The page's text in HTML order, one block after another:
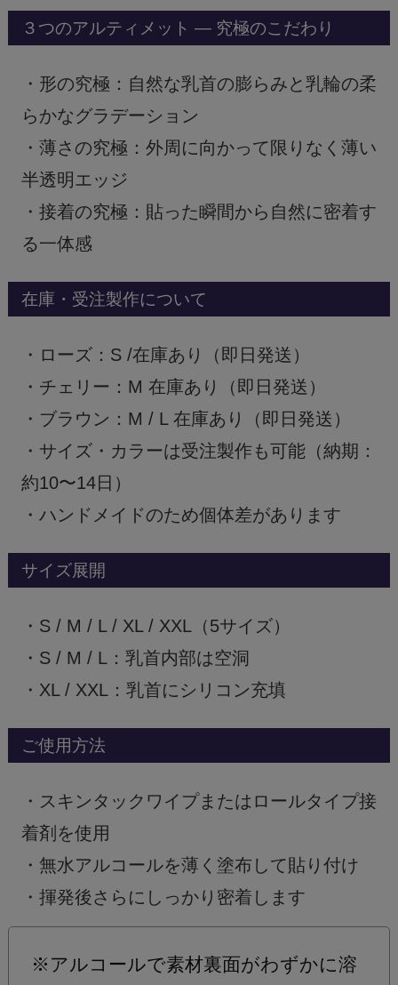
３つのアルティメット ― 究極のこだわり
・形の究極：自然な乳首の膨らみと乳輪の柔
らかなグラデーション
・薄さの究極：外周に向かって限りなく薄い
半透明エッジ
・接着の究極：貼った瞬間から自然に密着す
る一体感
在庫・受注製作について
・ローズ：S /在庫あり（即日発送）
・チェリー：M 在庫あり（即日発送）
・ブラウン：M / L 在庫あり（即日発送）
・サイズ・カラーは受注製作も可能（納期：
約10〜14日）
・ハンドメイドのため個体差があります
サイズ展開
・S / M / L / XL / XXL（5サイズ）
・S / M / L：乳首内部は空洞
・XL / XXL：乳首にシリコン充填
ご使用方法
・スキンタックワイプまたはロールタイプ接
着剤を使用
・無水アルコールを薄く塗布して貼り付け
・揮発後さらにしっかり密着します
※アルコールで素材裏面がわずかに溶